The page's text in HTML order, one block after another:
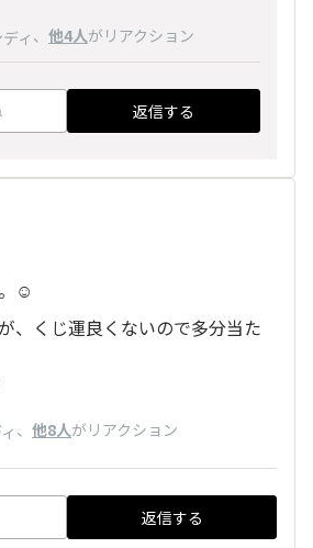
ィ 、 他4人がリアクション
返信する
☺️
、くじ運良くないので多分当た
、 他8人がリアクション
返信する